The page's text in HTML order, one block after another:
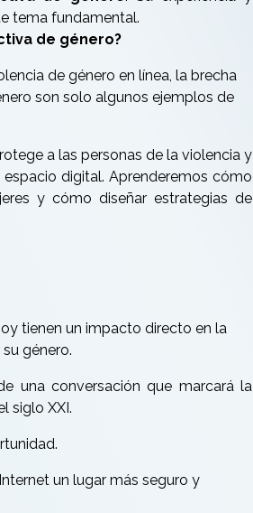
tema fundamental.
de género?
de género en línea, la brecha
son solo algunos ejemplos de
a las personas de la violencia y
digital. Aprenderemos cómo
y cómo diseñar estrategias de
tienen un impacto directo en la
género.
una conversación que marcará la
siglo XXI.
un lugar más seguro y